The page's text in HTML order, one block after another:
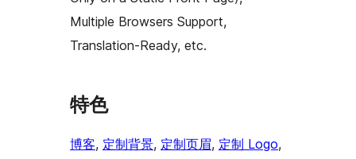
Multiple Browsers Support,
Translation-Ready, etc.
特色
博客, 定制背景, 定制页眉, 定制 Logo